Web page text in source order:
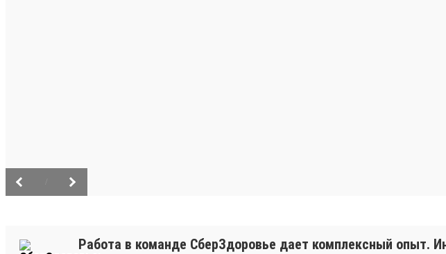
Работа в команде СберЗдоровье дает комплексный опыт.